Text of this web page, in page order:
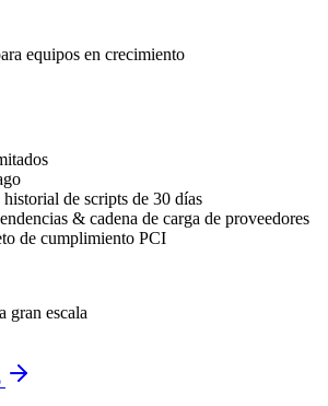
equipos en crecimiento
de scripts de 30 días
& cadena de carga de proveedores
de cumplimiento PCI
gran escala